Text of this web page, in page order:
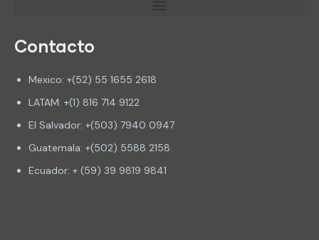
Contacto
Mexico: +(52) 55 1655 2618
LATAM: +(1) 816 714 9122
El Salvador: +(503) 7940 0947
Guatemala: +(502) 5588 2158
Ecuador: + (59) 39 9819 9841